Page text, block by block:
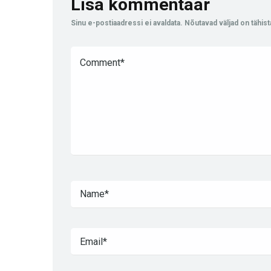
Lisa kommentaar
Sinu e-postiaadressi ei avaldata. Nõutavad väljad on